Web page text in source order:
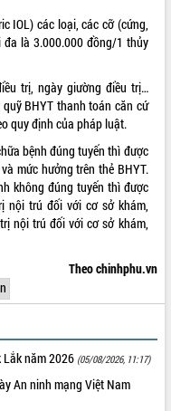
IOL) các loại, các cỡ (cứng,
đa là 3.000.000 đồng/1 thủy
trị, ngày giường điều trị…
BHYT thanh toán căn cứ
quy định của pháp luật.
bệnh đúng tuyến thì được
mức hưởng trên thẻ BHYT.
không đúng tuyến thì được
nội trú đối với cơ sở khám,
nội trú đối với cơ sở khám,
Theo chinhphu.vn
Lắk năm 2026 (05/08/2026, 11:17)
An ninh mạng Việt Nam